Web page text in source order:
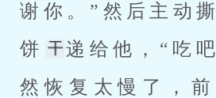
谢你。”然后主动
饼
递给他，“吃
然恢复太慢了，前